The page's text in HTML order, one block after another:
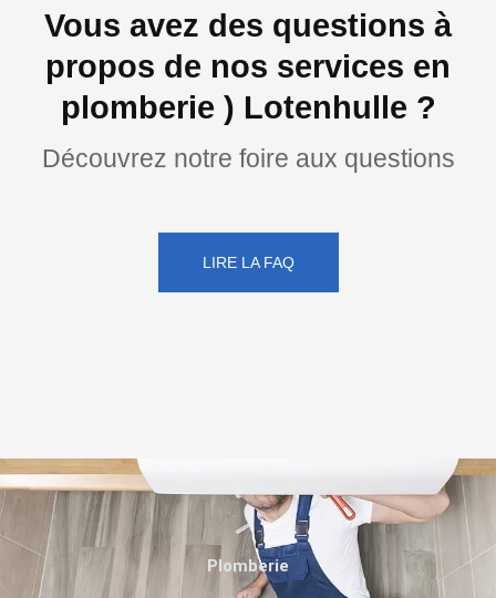
Vous avez des questions à
propos de nos services en
plomberie ) Lotenhulle ?
Découvrez notre foire aux questions
LIRE LA FAQ
Plomberie